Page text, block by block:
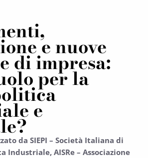
e nuove
di impresa:
per la
e
da SIEPI – Società Italiana di
Industriale, AISRe – Associazione